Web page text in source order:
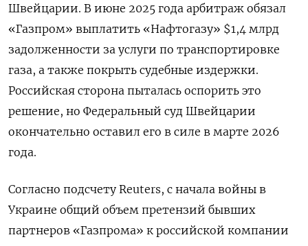
Швейцарии. В июне 2025 года арбитраж обязал
«Газпром» выплатить «Нафтогазу» $1,4 млрд
задолженности за услуги по транспортировке
газа, а также покрыть судебные издержки.
Российская сторона пыталась оспорить это
решение, но Федеральный суд Швейцарии
окончательно оставил его в силе в марте 2026
года.
Согласно подсчету Reuters, с начала войны в
Украине общий объем претензий бывших
партнеров «Газпрома» к российской компании